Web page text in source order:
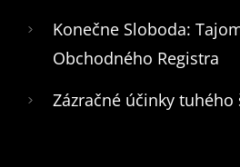
Konečne Sloboda:
Obchodného Registra
Zázračné účinky